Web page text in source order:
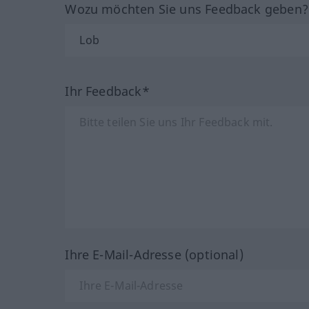
Wozu möchten Sie uns Feedback
Ihr Feedback*
Ihre E-Mail-Adresse (optional)